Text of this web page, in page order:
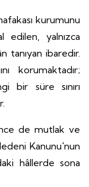
kurumunu
edilen, yalnızca
tanıyan ibaredir.
korumaktadır;
bir süre sınırı
de mutlak ve
Kanunu'nun
hâllerde sona